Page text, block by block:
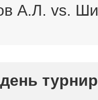
А.Л. vs.